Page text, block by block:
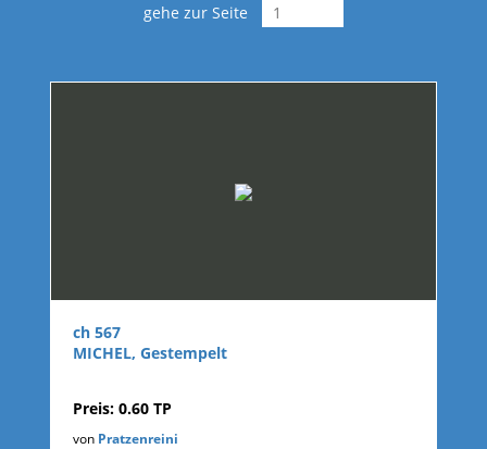
gehe zur Seite
ch 567
MICHEL, Gestempelt
Preis: 0.60 TP
von Pratzenreini